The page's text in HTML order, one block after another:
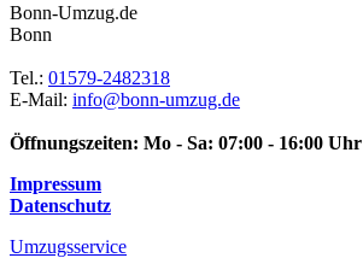
Bonn-Umzug.de
Bonn
Tel.: 01579-2482318
E-Mail: info@bonn-umzug.de
Öffnungszeiten: Mo - Sa: 07:00 - 16:00 Uhr
Impressum
Datenschutz
Umzugsservice